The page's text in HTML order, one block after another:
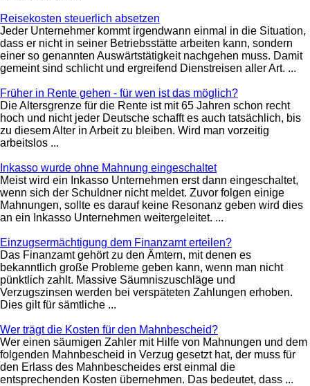
Reisekosten steuerlich absetzen
Jeder Unternehmer kommt irgendwann einmal in die Situation,
dass er nicht in seiner Betriebsstätte arbeiten kann, sondern
einer so genannten Auswärtstätigkeit nachgehen muss. Damit
gemeint sind schlicht und ergreifend Dienstreisen aller Art. ...
Früher in Rente gehen - für wen ist das möglich?
Die Altersgrenze für die Rente ist mit 65 Jahren schon recht
hoch und nicht jeder Deutsche schafft es auch tatsächlich, bis
zu diesem Alter in Arbeit zu bleiben. Wird man vorzeitig
arbeitslos ...
Inkasso wurde ohne Mahnung eingeschaltet
Meist wird ein Inkasso Unternehmen erst dann eingeschaltet,
wenn sich der Schuldner nicht meldet. Zuvor folgen einige
Mahnungen, sollte es darauf keine Resonanz geben wird dies
an ein Inkasso Unternehmen weitergeleitet. ...
Einzugsermächtigung dem Finanzamt erteilen?
Das Finanzamt gehört zu den Ämtern, mit denen es
bekanntlich große Probleme geben kann, wenn man nicht
pünktlich zahlt. Massive Säumniszuschläge und
Verzugszinsen werden bei verspäteten Zahlungen erhoben.
Dies gilt für sämtliche ...
Wer trägt die Kosten für den Mahnbescheid?
Wer einen säumigen Zahler mit Hilfe von Mahnungen und dem
folgenden Mahnbescheid in Verzug gesetzt hat, der muss für
den Erlass des Mahnbescheides erst einmal die
entsprechenden Kosten übernehmen. Das bedeutet, dass ...